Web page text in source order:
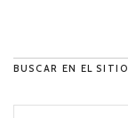
BUSCAR EN EL SITIO